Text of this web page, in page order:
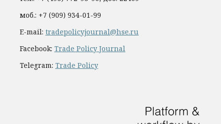
моб.: +7 (909) 934-01-99
E-mail: tradepolicyjournal@hse.ru
Facebook: Trade Policy Journal
Telegram: Trade Policy